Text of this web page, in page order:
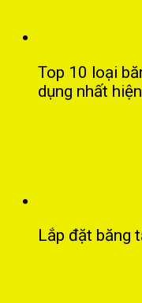
Top 10 loại
dụng nhất
Lắp đặt băng